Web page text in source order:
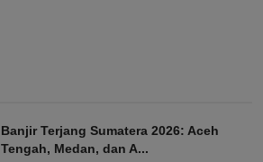
Banjir Terjang Sumatera 2026: Aceh
Tengah, Medan, dan A...